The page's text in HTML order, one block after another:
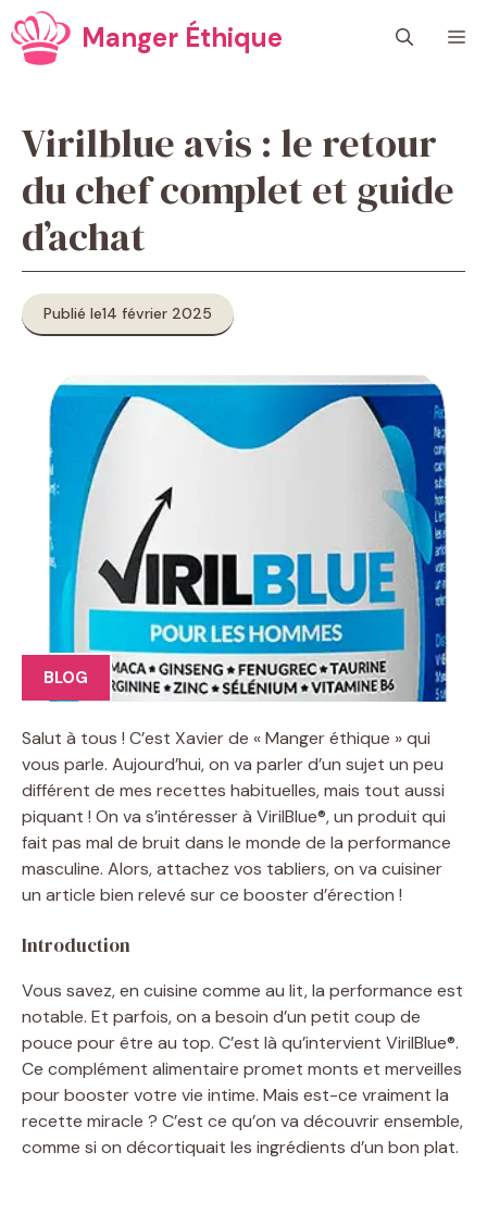
Aller
au
contenu
Manger Éthique
Virilblue avis : le retour
du chef complet et guide
d’achat
Publié le14 février 2025
BLOG
Salut à tous ! C’est Xavier de « Manger éthique » qui
vous parle. Aujourd’hui, on va parler d’un sujet un peu
différent de mes recettes habituelles, mais tout aussi
piquant ! On va s’intéresser à VirilBlue®, un produit qui
fait pas mal de bruit dans le monde de la performance
masculine. Alors, attachez vos tabliers, on va cuisiner
un article bien relevé sur ce booster d’érection !
Introduction
Vous savez, en cuisine comme au lit, la performance est
notable. Et parfois, on a besoin d’un petit coup de
pouce pour être au top. C’est là qu’intervient VirilBlue®.
Ce complément alimentaire promet monts et merveilles
pour booster votre vie intime. Mais est-ce vraiment la
recette miracle ? C’est ce qu’on va découvrir ensemble,
comme si on décortiquait les ingrédients d’un bon plat.